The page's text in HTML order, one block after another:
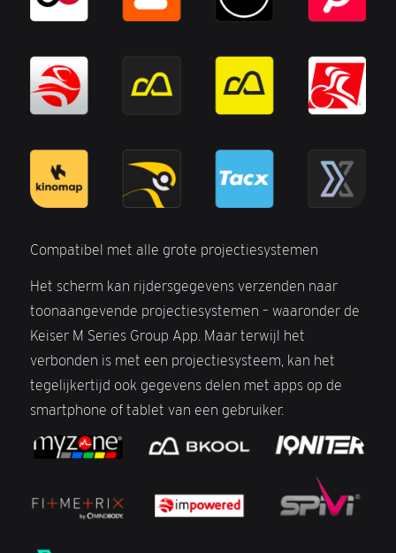
Compatibel met alle grote projectiesystemen
Het scherm kan rijdersgegevens verzenden naar
toonaangevende projectiesystemen – waaronder de
Keiser M Series Group App. Maar terwijl het
verbonden is met een projectiesysteem, kan het
tegelijkertijd ook gegevens delen met apps op de
smartphone of tablet van een gebruiker.